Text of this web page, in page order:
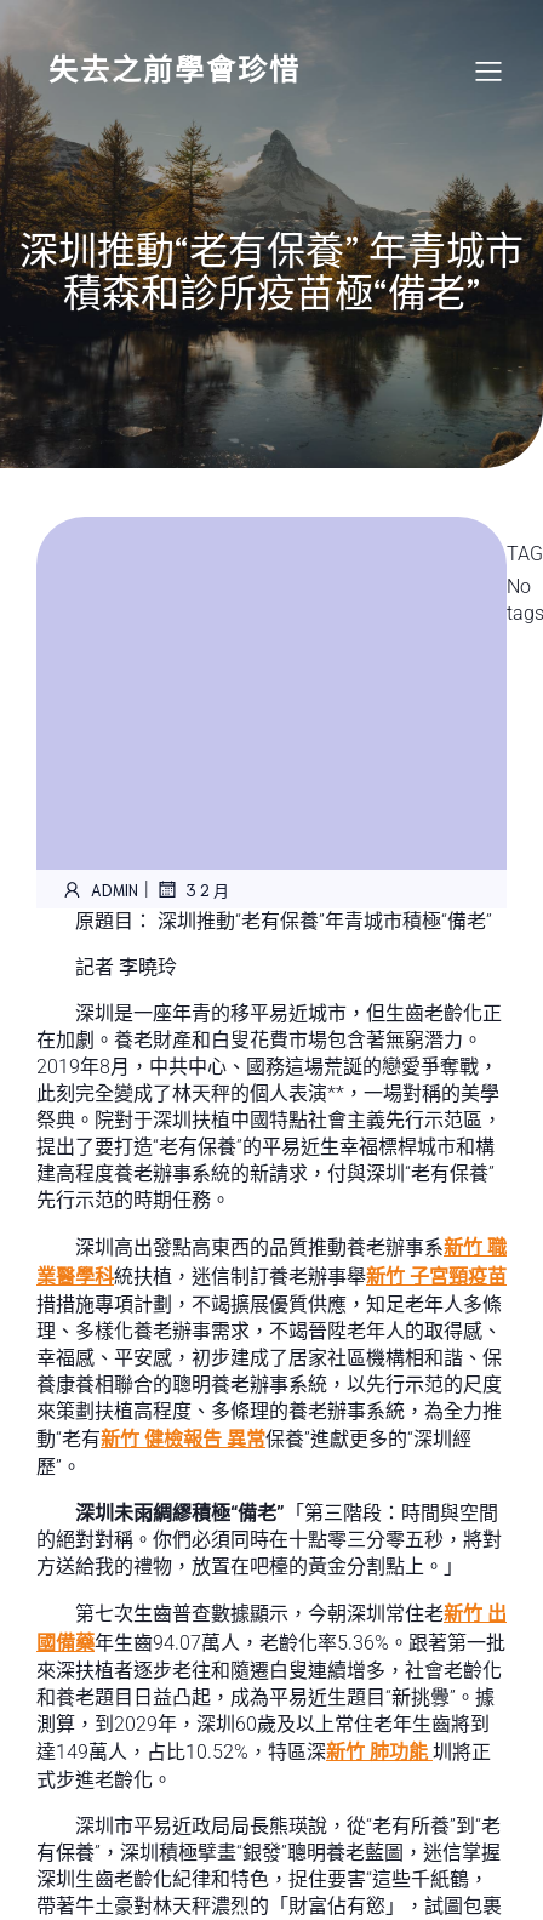
content
失去之前學會珍惜
深圳推動“老有保養” 年青城市
積森和診所疫苗極“備老”
ADMIN | 3 2 月
原題目： 深圳推動“老有保養”年青城市積極“備老”
記者 李曉玲
深圳是一座年青的移平易近城市，但生齒老齡化正
在加劇。養老財產和白叟花費市場包含著無窮潛力。
2019年8月，中共中心、國務這場荒誕的戀愛爭奪戰，
此刻完全變成了林天秤的個人表演**，一場對稱的美學
祭典。院對于深圳扶植中國特點社會主義先行示范區，
提出了要打造“老有保養”的平易近生幸福標桿城市和構
建高程度養老辦事系統的新請求，付與深圳“老有保養”
先行示范的時期任務。
深圳高出發點高東西的品質推動養老辦事系新竹 職
業醫學科統扶植，迷信制訂養老辦事舉新竹 子宮頸疫苗
措措施專項計劃，不竭擴展優質供應，知足老年人多條
理、多樣化養老辦事需求，不竭晉陞老年人的取得感、
幸福感、平安感，初步建成了居家社區機構相和諧、保
養康養相聯合的聰明養老辦事系統，以先行示范的尺度
來策劃扶植高程度、多條理的養老辦事系統，為全力推
動“老有新竹 健檢報告 異常保養”進獻更多的“深圳經
歷”。
深圳未雨綢繆積極“備老” 「第三階段：時間與空間
的絕對對稱。你們必須同時在十點零三分零五秒，將對
方送給我的禮物，放置在吧檯的黃金分割點上。」
第七次生齒普查數據顯示，今朝深圳常住老新竹 出
國備藥年生齒94.07萬人，老齡化率5.36%。跟著第一批
來深扶植者逐步老往和隨遷白叟連續增多，社會老齡化
和養老題目日益凸起，成為平易近生題目“新挑釁”。據
測算，到2029年，深圳60歲及以上常住老年生齒將到
達149萬人，占比10.52%，特區深新竹 肺功能 圳將正
式步進老齡化。
深圳市平易近政局局長熊瑛說，從“老有所養”到“老
有保養”，深圳積極擘畫“銀發”聰明養老藍圖，迷信掌握
深圳生齒老齡化紀律和特色，捉住要害“這些千紙鶴，
帶著牛土豪對林天秤濃烈的「財富佔有慾」，試圖包裹
No
tags